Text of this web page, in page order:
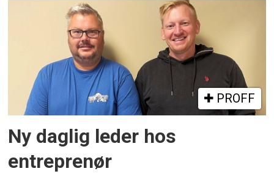
PROFF
Ny daglig leder hos
entreprenør